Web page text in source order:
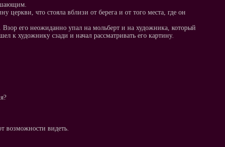
что стояла вблизи от берега и от того места, где он
его неожиданно упал на мольберт и на художника, который
к художнику сзади и начал рассматривать его картину.
возможности видеть.